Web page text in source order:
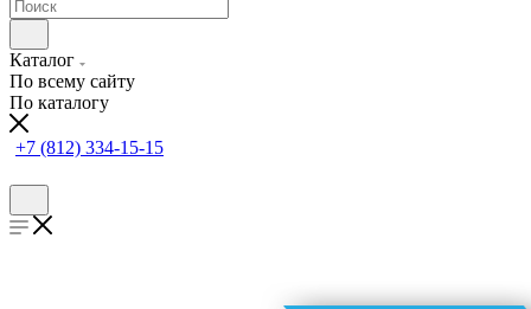
Каталог
По всему сайту
По каталогу
+7 (812) 334-15-15